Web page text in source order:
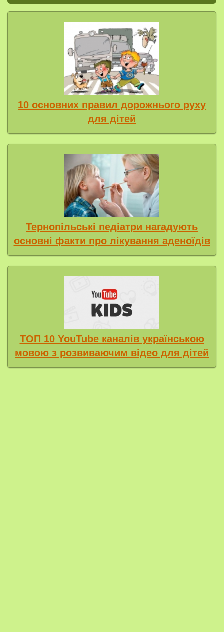
10 основних правил дорожнього руху
для дітей
Тернопільські педіатри нагадують
основні факти про лікування аденоїдів
ТОП 10 YouTube каналів українською
мовою з розвиваючим відео для дітей